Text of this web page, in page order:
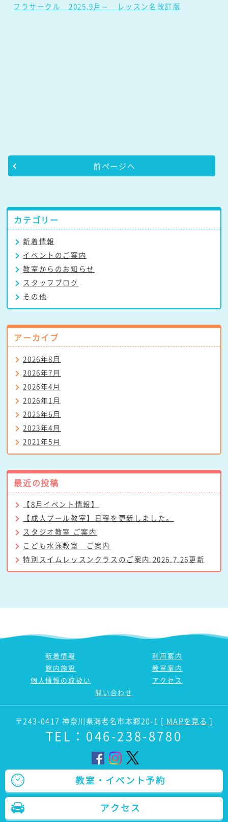
フラサークル 2025.9月～ レッスン名改訂版
前ページへ
カテゴリー
新着情報
イベントのご案内
教室からのお知らせ
スタッフブログ
その他
アーカイブ
2026年8月
2026年7月
2026年4月
2026年1月
2025年6月
2023年4月
2021年5月
最近の投稿
【8月イベント情報】
【成人プール教室】日程を更新しました。
スタジオ教室 ご案内
こども水泳教室 ご案内
特別スイムレッスンクラスのご案内 2026.7.26更新
新着情報
利用案内
館内施設
教室案内
個人情報の取扱い
アクセス
問い合わせ
〒243-0417 神奈川県海老名市本郷20-1 [ MAPを見る ]
TEL： 046-238-8780
教室・イベント予約
アクセス